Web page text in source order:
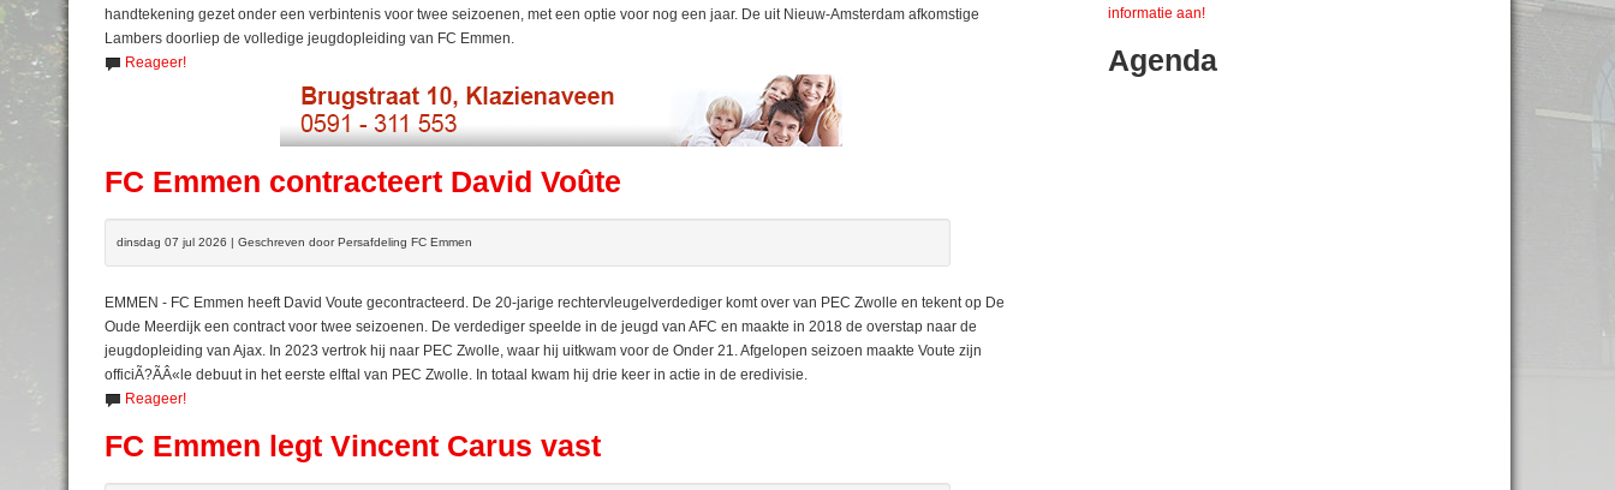
handtekening gezet onder een verbintenis voor twee seizoenen, met een optie voor nog een jaar. De uit Nieuw-Amsterdam afkomstige
Lambers doorliep de volledige jeugdopleiding van FC Emmen.
Reageer!
FC Emmen contracteert David Voûte
dinsdag 07 jul 2026 | Geschreven door Persafdeling FC Emmen
EMMEN - FC Emmen heeft David Voute gecontracteerd. De 20-jarige rechtervleugelverdediger komt over van PEC Zwolle en tekent op De
Oude Meerdijk een contract voor twee seizoenen. De verdediger speelde in de jeugd van AFC en maakte in 2018 de overstap naar de
jeugdopleiding van Ajax. In 2023 vertrok hij naar PEC Zwolle, waar hij uitkwam voor de Onder 21. Afgelopen seizoen maakte Voute zijn
officiÃ?ÃÂ«le debuut in het eerste elftal van PEC Zwolle. In totaal kwam hij drie keer in actie in de eredivisie.
Reageer!
FC Emmen legt Vincent Carus vast
Agenda